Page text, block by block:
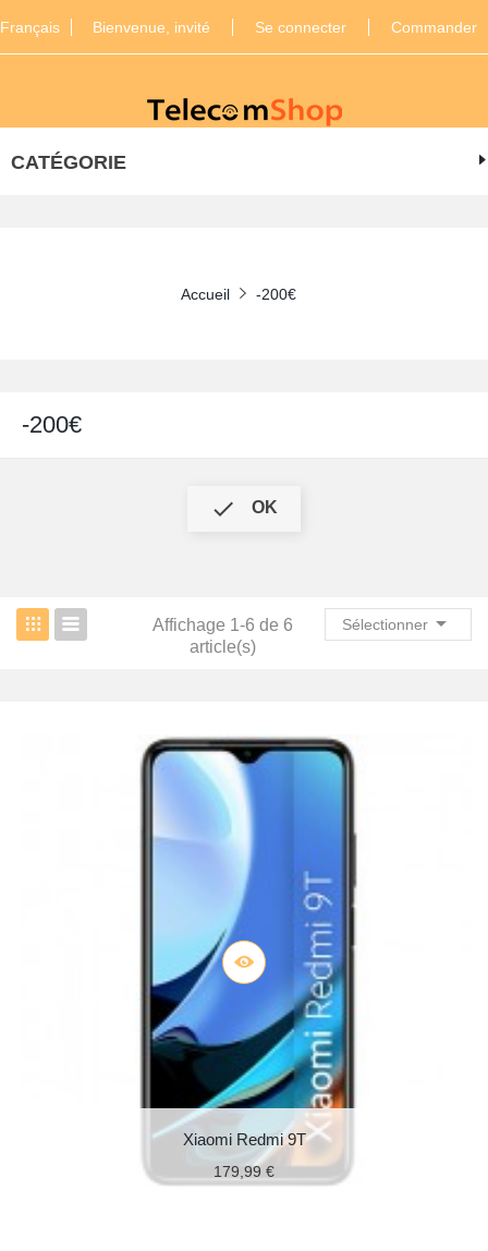
Français Bienvenue, invité Se connecter Commander
CATÉGORIE
Accueil -200€
-200€
 OK
Sélectionner 
Affichage 1-6 de 6
article(s)
Xiaomi Redmi 9T
179,99 €